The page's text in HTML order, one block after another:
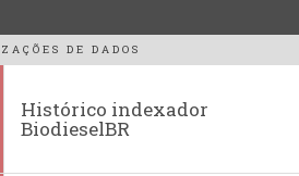
DE DADOS
Histórico indexador
BiodieselBR